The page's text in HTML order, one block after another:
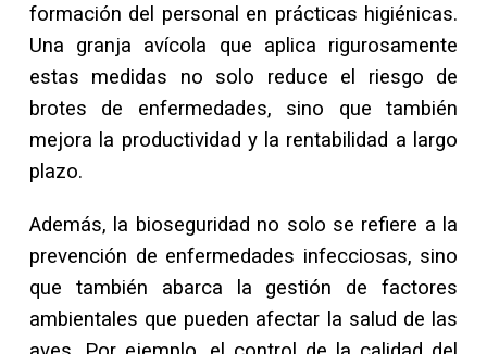
formación del personal en prácticas higiénicas.
Una granja avícola que aplica rigurosamente
estas medidas no solo reduce el riesgo de
brotes de enfermedades, sino que también
mejora la productividad y la rentabilidad a largo
plazo.
Además, la bioseguridad no solo se refiere a la
prevención de enfermedades infecciosas, sino
que también abarca la gestión de factores
ambientales que pueden afectar la salud de las